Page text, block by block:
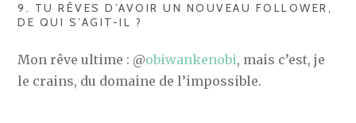
9. TU RÊVES D’AVOIR UN NOUVEAU FOLLOWER,
DE QUI S’AGIT-IL ?
Mon rêve ultime : @obiwankenobi, mais c’est, je
le crains, du domaine de l’impossible.